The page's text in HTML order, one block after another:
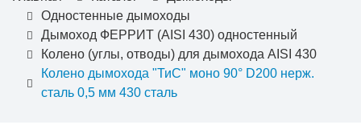
Одностенные дымоходы
Дымоход ФЕРРИТ (AISI 430) одностенный
Колено (углы, отводы) для дымохода AISI 430
Колено дымохода "ТиС" моно 90° D200 нерж.
сталь 0,5 мм 430 сталь